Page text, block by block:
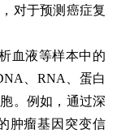
对于预测癌症复
血液等样本中的
、RNA、蛋白
。例如，通过深
肿瘤基因突变信